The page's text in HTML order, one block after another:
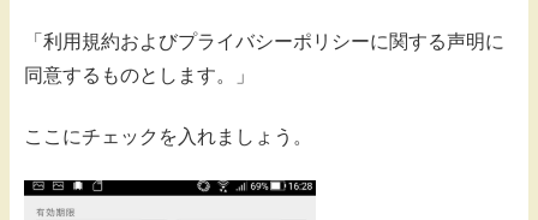
「利用規約およびプライバシーポリシーに関する声明に
同意するものとします。」
ここにチェックを入れましょう。